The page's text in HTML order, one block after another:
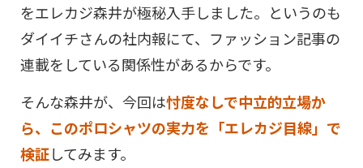
をエレカジ森井が極秘入手しました。というのも
ダイイチさんの社内報にて、ファッション記事の
連載をしている関係性があるからです。
そんな森井が、今回は忖度なしで中立的立場か
ら、このポロシャツの実力を「エレカジ目線」で
検証してみます。